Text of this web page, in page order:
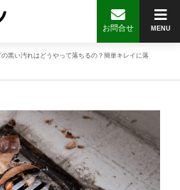
MENU
お問合せ
の黒い汚れはどうやって落ちるの？簡単キレイに落